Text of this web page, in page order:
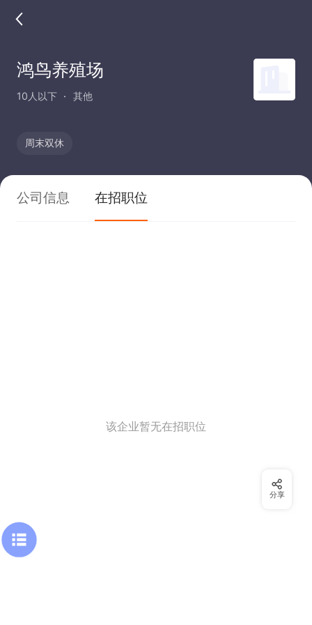
鸿鸟养殖场
10人以下 其他
周末双休
公司信息 在招职位
该企业暂无在招职位
分享